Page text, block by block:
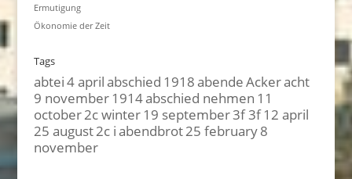
Ermutigung
Ökonomie der Zeit
Tags
abtei4 aprilabschied 1918abendeAckeracht
9 november1914abschied nehmen 11
october2c winter19 september3f 3f12 april
25 august2c iabendbrot25 february8
november